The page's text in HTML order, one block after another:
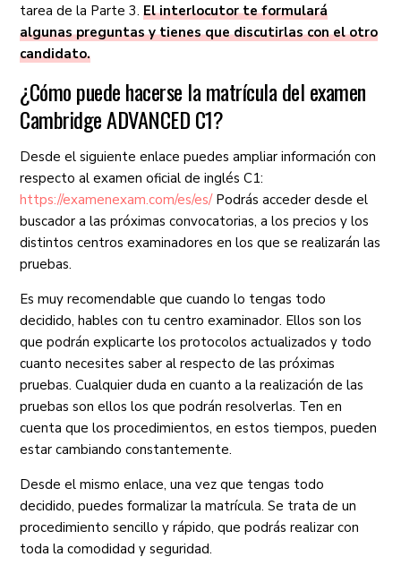
tarea de la Parte 3.El interlocutor te formulará
algunas preguntas y tienes que discutirlas con el otro
candidato.
¿Cómo puede hacerse la matrícula del examen
Cambridge ADVANCED C1?
Desde el siguiente enlace puedes ampliar información con
respecto al examen oficial de inglés C1:
https://examenexam.com/es/es/Podrás acceder desde el
buscador a las próximas convocatorias, a los precios y los
distintos centros examinadores en los que se realizarán las
pruebas.
Es muy recomendable que cuando lo tengas todo
decidido, hables con tu centro examinador. Ellos son los
que podrán explicarte los protocolos actualizados y todo
cuanto necesites saber al respecto de las próximas
pruebas. Cualquier duda en cuanto a la realización de las
pruebas son ellos los que podrán resolverlas. Ten en
cuenta que los procedimientos, en estos tiempos, pueden
estar cambiando constantemente.
Desde el mismo enlace, una vez que tengas todo
decidido, puedes formalizar la matrícula. Se trata de un
procedimiento sencillo y rápido, que podrás realizar con
toda la comodidad y seguridad.